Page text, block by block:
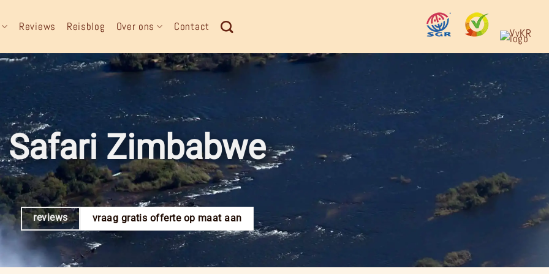
Reviews Reisblog Over ons Contact
Safari Zimbabwe
reviews vraag gratis offerte op maat aan